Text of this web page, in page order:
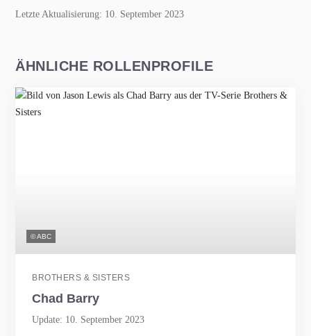
Letzte Aktualisierung: 10. September 2023
ÄHNLICHE ROLLENPROFILE
© ABC
BROTHERS & SISTERS
Chad Barry
Update: 10. September 2023